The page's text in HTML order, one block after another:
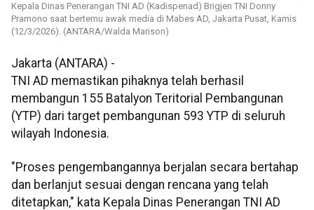
Kepala Dinas Penerangan TNI AD (Kadispenad) Brigjen TNI Donny
Pramono saat bertemu awak media di Mabes AD, Jakarta Pusat, Kamis
(12/3/2026). (ANTARA/Walda Marison)
Jakarta (ANTARA) -
TNI AD memastikan pihaknya telah berhasil
membangun 155 Batalyon Teritorial Pembangunan
(YTP) dari target pembangunan 593 YTP di seluruh
wilayah Indonesia.
"Proses pengembangannya berjalan secara bertahap
dan berlanjut sesuai dengan rencana yang telah
ditetapkan," kata Kepala Dinas Penerangan TNI AD